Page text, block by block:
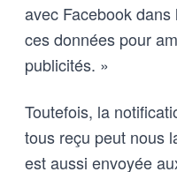
avec Facebook
ces données pour
publicités. »
Toutefois, la
tous reçu peut nous
est aussi envoyée